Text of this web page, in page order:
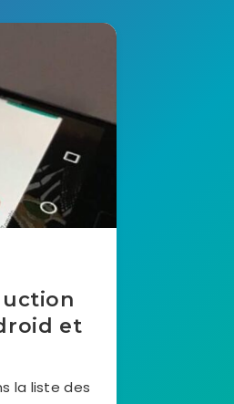
et
la liste des